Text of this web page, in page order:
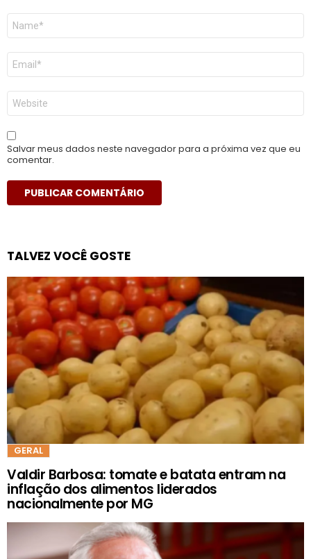
Nome
E-
mail
*
Site
Salvar meus dados neste navegador para a próxima vez que eu
comentar.
TALVEZ VOCÊ GOSTE
GERAL
Valdir Barbosa: tomate e batata entram na
inflação dos alimentos liderados
nacionalmente por MG